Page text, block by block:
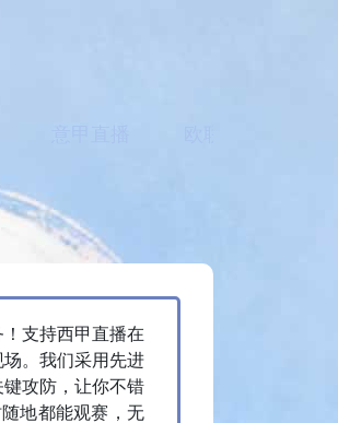
支持西甲直播在
。我们采用先进
攻防，让你不错
地都能观赛，无